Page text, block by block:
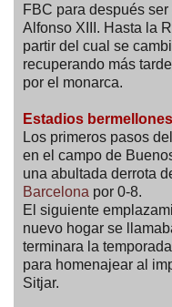
FBC para después
Alfonso XIII. Hasta la
partir del cual se
recuperando más
por el monarca.
Estadios bermellones
Los primeros pasos
en el campo de
una abultada derrota
Barcelona por 0-8.
El siguiente
nuevo hogar se
terminara la
para homenajear al
Sitjar.